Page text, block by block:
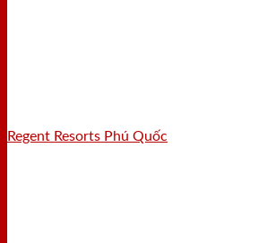
Regent Resorts Phú Quốc